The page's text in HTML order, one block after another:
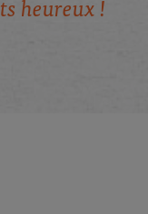
ts heureux !